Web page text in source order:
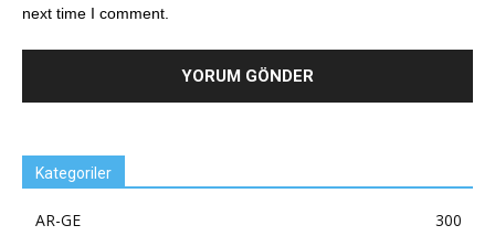
next time I comment.
Kategoriler
AR-GE
300